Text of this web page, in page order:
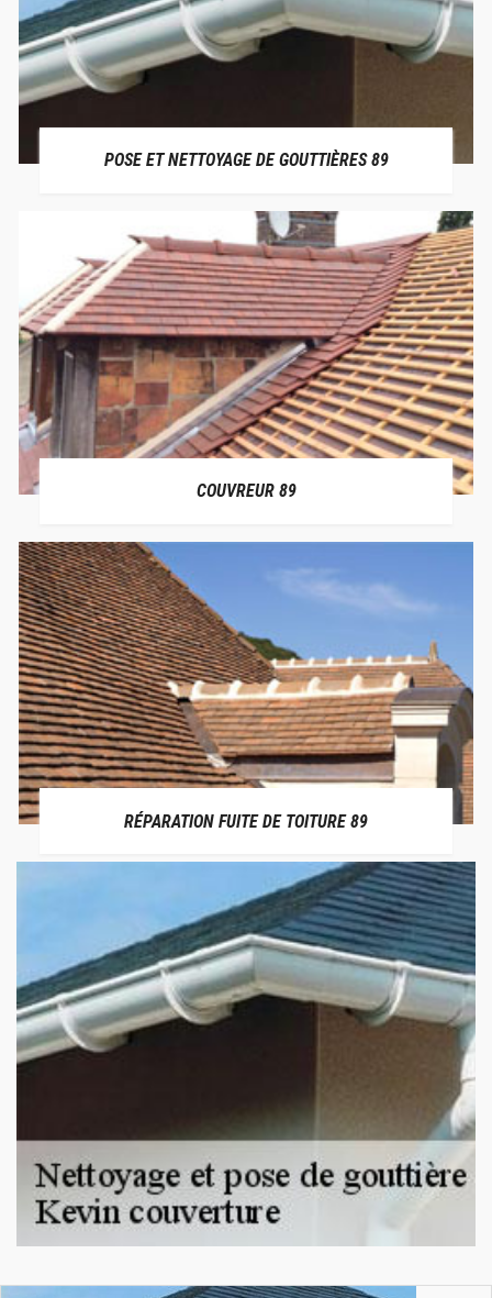
POSE ET NETTOYAGE DE GOUTTIÈRES 89
COUVREUR 89
RÉPARATION FUITE DE TOITURE 89